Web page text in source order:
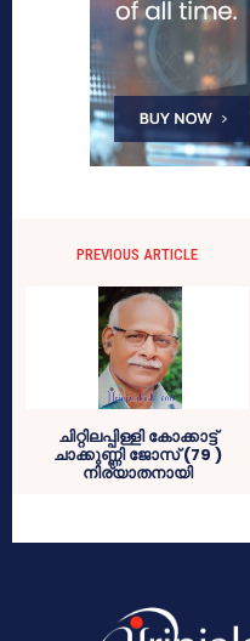
PREVIOUS ARTICLE
ചിറ്റിലപ്പിള്ളി കോക്കാട്ട്
ചാക്കുണ്ണി ജോസ് (79 )
നിര്യാതനായി